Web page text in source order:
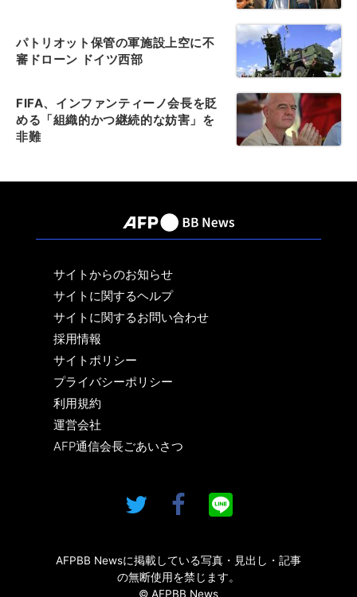
パトリオット保管の軍施設上空に不
審ドローン ドイツ西部
FIFA、インファンティーノ会長を貶
める「組織的かつ継続的な妨害」を
非難
サイトからのお知らせ
サイトに関するヘルプ
サイトに関するお問い合わせ
採用情報
サイトポリシー
プライバシーポリシー
利用規約
運営会社
AFP通信会長ごあいさつ
AFPBB Newsに掲載している写真・見出し・記事
の無断使用を禁じます。
© AFPBB News